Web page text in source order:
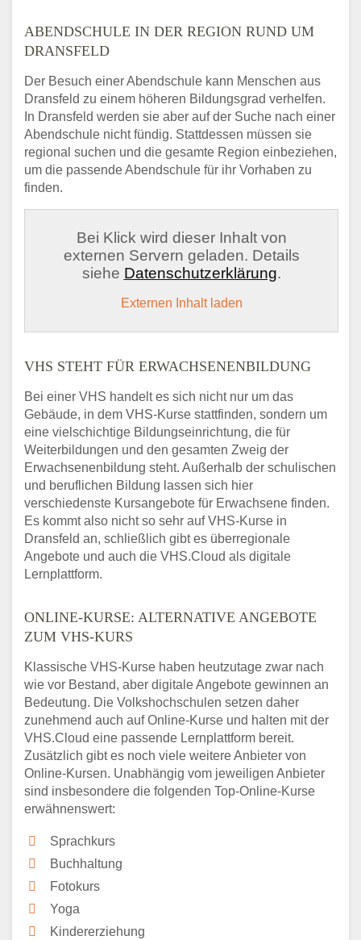
ABENDSCHULE IN DER REGION RUND UM
DRANSFELD
Der Besuch einer Abendschule kann Menschen aus
Dransfeld zu einem höheren Bildungsgrad verhelfen.
In Dransfeld werden sie aber auf der Suche nach einer
Abendschule nicht fündig. Stattdessen müssen sie
regional suchen und die gesamte Region einbeziehen,
um die passende Abendschule für ihr Vorhaben zu
finden.
Bei Klick wird dieser Inhalt von
externen Servern geladen. Details
siehe Datenschutzerklärung.
Externen Inhalt laden
VHS STEHT FÜR ERWACHSENENBILDUNG
Bei einer VHS handelt es sich nicht nur um das
Gebäude, in dem VHS-Kurse stattfinden, sondern um
eine vielschichtige Bildungseinrichtung, die für
Weiterbildungen und den gesamten Zweig der
Erwachsenenbildung steht. Außerhalb der schulischen
und beruflichen Bildung lassen sich hier
verschiedenste Kursangebote für Erwachsene finden.
Es kommt also nicht so sehr auf VHS-Kurse in
Dransfeld an, schließlich gibt es überregionale
Angebote und auch die VHS.Cloud als digitale
Lernplattform.
ONLINE-KURSE: ALTERNATIVE ANGEBOTE
ZUM VHS-KURS
Klassische VHS-Kurse haben heutzutage zwar nach
wie vor Bestand, aber digitale Angebote gewinnen an
Bedeutung. Die Volkshochschulen setzen daher
zunehmend auch auf Online-Kurse und halten mit der
VHS.Cloud eine passende Lernplattform bereit.
Zusätzlich gibt es noch viele weitere Anbieter von
Online-Kursen. Unabhängig vom jeweiligen Anbieter
sind insbesondere die folgenden Top-Online-Kurse
erwähnenswert:
Sprachkurs
Buchhaltung
Fotokurs
Yoga
Kindererziehung